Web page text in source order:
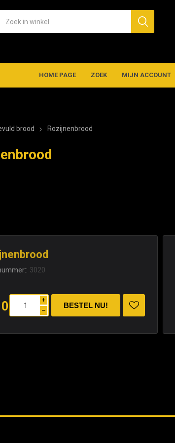
HOME PAGE ZOEK MIJN ACCOUNT
brood Rozijnenbrood
3020
i
h